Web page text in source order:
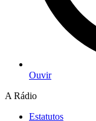
Ouvir
A Rádio
Estatutos